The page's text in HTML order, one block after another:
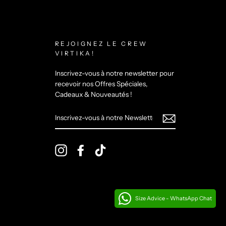
REJOIGNEZ LE CREW
VIRTIKA!
Inscrivez-vous à notre newsletter pour
recevoir nos Offres Spéciales,
Cadeaux & Nouveautés !
VOUS
À
NEWSLETTER
InstagramFacebook
Size Advice - WhatsApp Chat